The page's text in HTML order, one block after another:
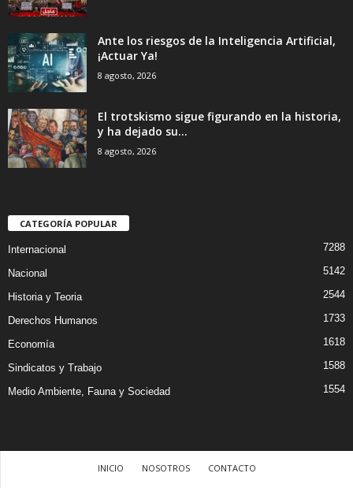
Ante los riesgos de la Inteligencia Artificial,
¡Actuar Ya!
8 agosto, 2026
El trotskismo sigue figurando en la historia,
y ha dejado su...
8 agosto, 2026
CATEGORÍA POPULAR
Internacional 7288
Nacional 5142
Historia y Teoria 2544
Derechos Humanos 1733
Economía 1618
Sindicatos y Trabajo 1588
Medio Ambiente, Fauna y Sociedad 1554
INICIO NOSOTROS
CONTACTO